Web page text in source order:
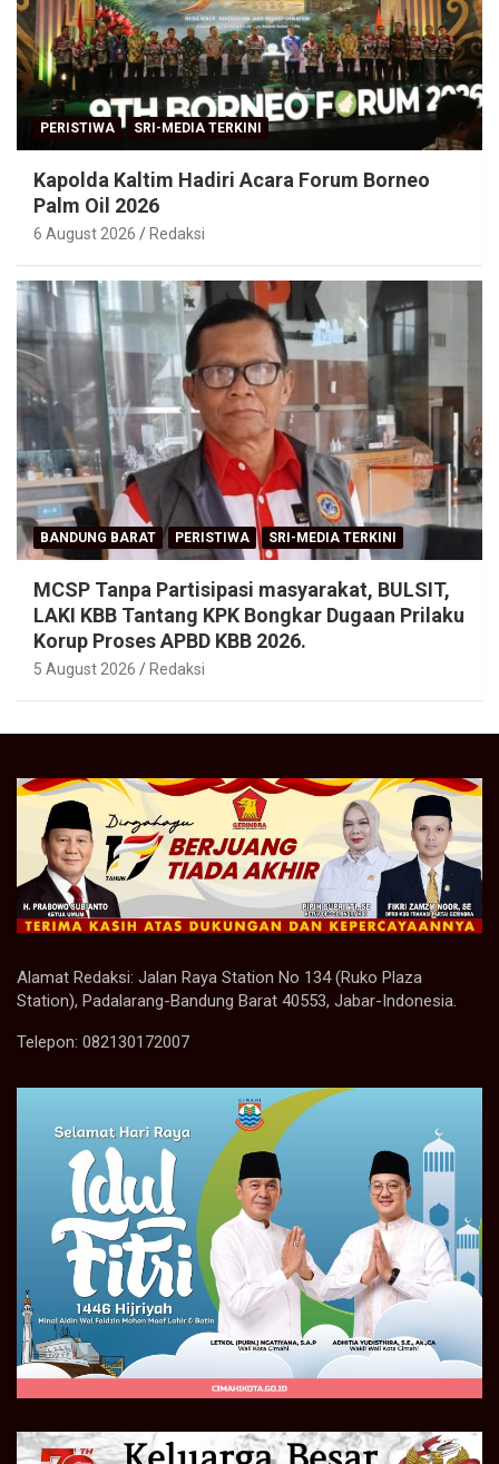
PERISTIWA SRI-MEDIA TERKINI
Kapolda Kaltim Hadiri Acara Forum Borneo
Palm Oil 2026
6 August 2026 Redaksi
BANDUNG BARAT PERISTIWA SRI-MEDIA TERKINI
MCSP Tanpa Partisipasi masyarakat, BULSIT,
LAKI KBB Tantang KPK Bongkar Dugaan Prilaku
Korup Proses APBD KBB 2026.
5 August 2026 Redaksi
Alamat Redaksi: Jalan Raya Station No 134 (Ruko Plaza
Station), Padalarang-Bandung Barat 40553, Jabar-Indonesia.
Telepon: 082130172007